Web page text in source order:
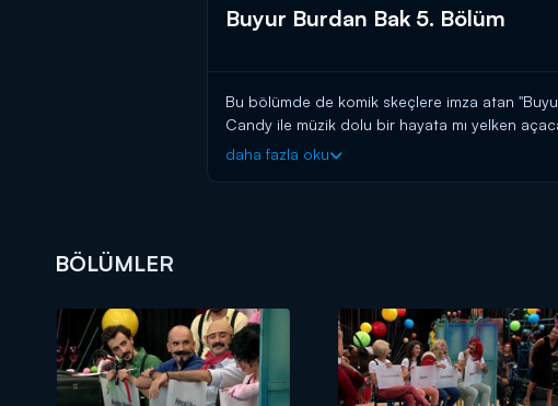
Buyur Burdan Bak 5. Bölüm
Bu bölümde de komik skeçlere imza atan
Candy ile müzik dolu bir hayata mı yelken
kraliçe Giray ve muhteşem aynası Kerem,
daha fazla oku
BÖLÜMLER